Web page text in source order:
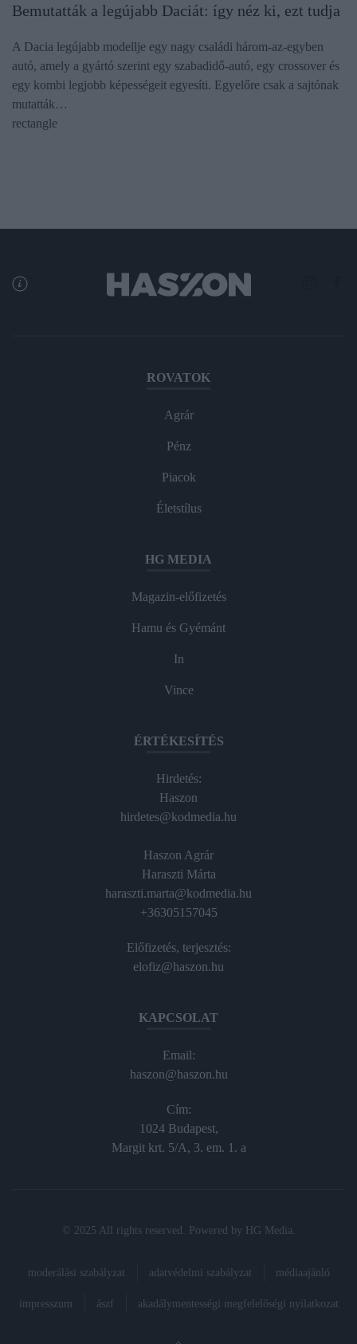
Bemutatták a legújabb Daciát: így néz ki, ezt tudja
A Dacia legújabb modellje egy nagy családi három-az-egyben
autó, amely a gyártó szerint egy szabadidő-autó, egy crossover és
egy kombi legjobb képességeit egyesíti. Egyelőre csak a sajtónak
mutatták…
rectangle
ROVATOK
Agrár
Pénz
Piacok
Életstílus
HG MEDIA
Magazin-előfizetés
Hamu és Gyémánt
In
Vince
ÉRTÉKESÍTÉS
Hirdetés:
Haszon
hirdetes@kodmedia.hu
Haszon Agrár
Haraszti Márta
haraszti.marta@kodmedia.hu
+36305157045
Előfizetés, terjesztés:
elofiz@haszon.hu
KAPCSOLAT
Email:
haszon@haszon.hu
Cím:
1024 Budapest,
Margit krt. 5/A, 3. em. 1. a
© 2025 All rights reserved. Powered by HG Media
moderálási szabályzat adatvédelmi szabályzat médiaajánló
impresszum ászf akadálymentességi megfelelőségi nyilatkozat